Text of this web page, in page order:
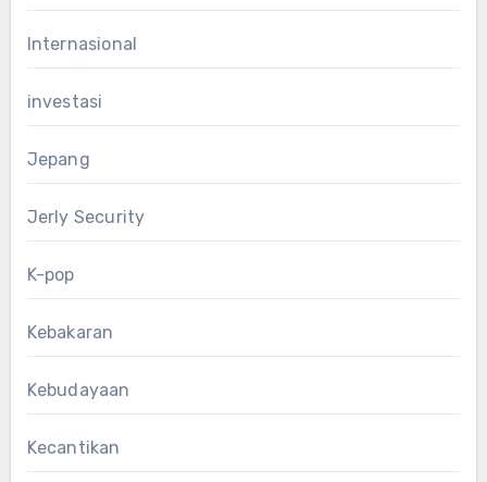
Internasional
investasi
Jepang
Jerly Security
K-pop
Kebakaran
Kebudayaan
Kecantikan